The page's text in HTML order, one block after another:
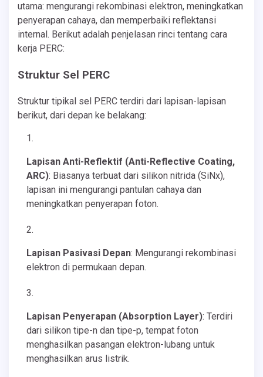
utama: mengurangi rekombinasi elektron, meningkatkan
penyerapan cahaya, dan memperbaiki reflektansi
internal. Berikut adalah penjelasan rinci tentang cara
kerja PERC:
Struktur Sel PERC
Struktur tipikal sel PERC terdiri dari lapisan-lapisan
berikut, dari depan ke belakang:
Lapisan Anti-Reflektif (Anti-Reflective Coating,
ARC): Biasanya terbuat dari silikon nitrida (SiNx),
lapisan ini mengurangi pantulan cahaya dan
meningkatkan penyerapan foton.
Lapisan Pasivasi Depan: Mengurangi rekombinasi
elektron di permukaan depan.
Lapisan Penyerapan (Absorption Layer): Terdiri
dari silikon tipe-n dan tipe-p, tempat foton
menghasilkan pasangan elektron-lubang untuk
menghasilkan arus listrik.